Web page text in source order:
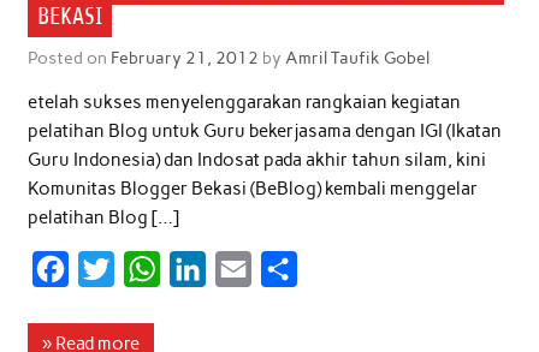
BEKASI
Posted on February 21, 2012 by Amril Taufik Gobel
etelah sukses menyelenggarakan rangkaian kegiatan
pelatihan Blog untuk Guru bekerjasama dengan IGI (Ikatan
Guru Indonesia) dan Indosat pada akhir tahun silam, kini
Komunitas Blogger Bekasi (BeBlog) kembali menggelar
pelatihan Blog […]
c
i
W
» Read more